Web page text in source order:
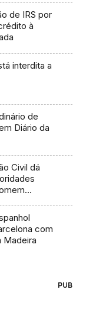
de IRS por
à
interdita a
de
Diário da
Civil dá
com
Madeira
PUB